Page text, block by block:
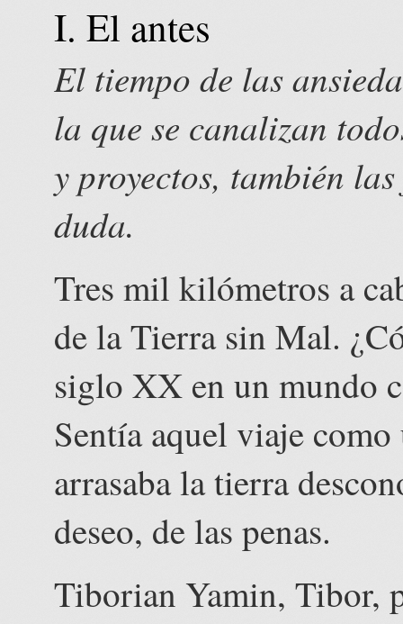
I. El antes
El tiempo de las
la que se canalizan
y proyectos, también
duda.
Tres mil kilómetros a
de la Tierra sin Mal.
siglo XX en un mundo
Sentía aquel viaje
arrasaba la tierra
deseo, de las penas.
Tiborian Yamin, Tibor,